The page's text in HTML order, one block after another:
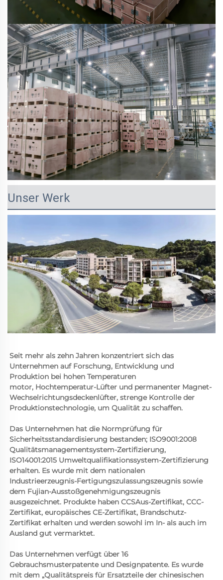
Unser Werk
Seit mehr als zehn Jahren konzentriert sich das
Unternehmen auf Forschung, Entwicklung und
Produktion bei hohen Temperaturen
motor, Hochtemperatur-Lüfter und permanenter Magnet-
Wechselrichtungsdeckenlüfter, strenge Kontrolle der
Produktionstechnologie, um Qualität zu schaffen.
Das Unternehmen hat die Normprüfung für
Sicherheitsstandardisierung bestanden; ISO9001:2008
Qualitätsmanagementsystem-Zertifizierung,
ISO14001:2015 Umweltqualifikationssystem-Zertifizierung
erhalten. Es wurde mit dem nationalen
Industrieerzeugnis-Fertigungszulassungszeugnis sowie
dem Fujian-Ausstoßgenehmigungszeugnis
ausgezeichnet. Produkte haben CCSAus-Zertifikat, CCC-
Zertifikat, europäisches CE-Zertifikat, Brandschutz-
Zertifikat erhalten und werden sowohl im In- als auch im
Ausland gut vermarktet.
Das Unternehmen verfügt über 16
Gebrauchsmusterpatente und Designpatente. Es wurde
mit dem „Qualitätspreis für Ersatzteile der chinesischen